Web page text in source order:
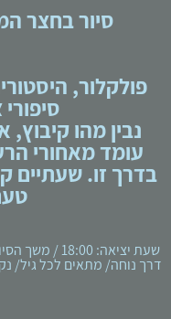
סיור בחצר
פולקלור,
נבין מהו
עומד מאחורי
בדרך זו. שעתיים
שעת יציאה:
דרך נוחה/ מתאים לכל גיל/